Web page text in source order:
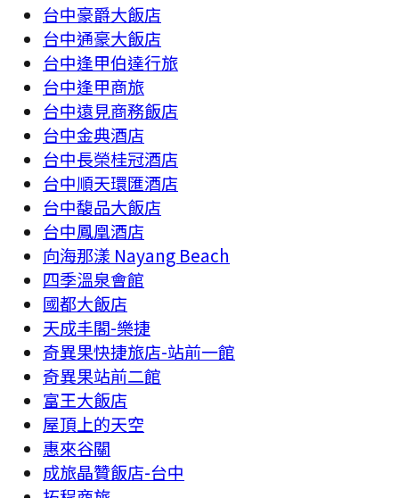
台中豪爵大飯店
台中通豪大飯店
台中逢甲伯達行旅
台中逢甲商旅
台中遠見商務飯店
台中金典酒店
台中長榮桂冠酒店
台中順天環匯酒店
台中馥品大飯店
台中鳳凰酒店
向海那漾 Nayang Beach
四季溫泉會館
國都大飯店
天成丰閣-樂捷
奇異果快捷旅店-站前一館
奇異果站前二館
富王大飯店
屋頂上的天空
惠來谷關
成旅晶贊飯店-台中